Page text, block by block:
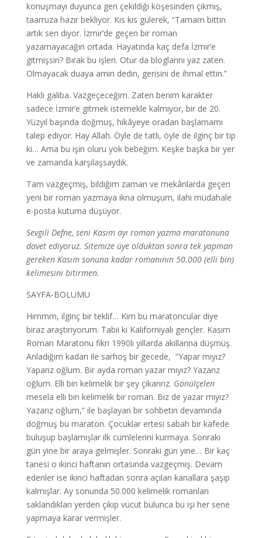
konuşmayı duyunca geri çekildiği köşesinden çıkmış,
taarruza hazır bekliyor. Kıs kıs gülerek, “Tamam bittin
artık sen diyor. İzmir’de geçen bir roman
yazamayacağın ortada. Hayatında kaç defa İzmir’e
gitmişsin? Bırak bu işleri. Otur da bloglarını yaz zaten.
Olmayacak duaya amin dedin, gerisini de ihmal ettin.”
Haklı galiba. Vazgeçeceğim. Zaten benim karakter
sadece İzmir’e gitmek istemekle kalmıyor, bir de 20.
Yüzyıl başında doğmuş, hikâyeye oradan başlamamı
talep ediyor. Hay Allah. Öyle de tatlı, öyle de ilginç bir tip
ki… Ama bu işin oluru yok bebeğim. Keşke başka bir yer
ve zamanda karşılaşsaydık.
Tam vazgeçmiş, bildiğim zaman ve mekânlarda geçen
yeni bir roman yazmaya ikna olmuşum, ilahi müdahale
e-posta kutuma düşüyor.
Sevgili Defne, seni Kasım ayı roman yazma maratonuna
davet ediyoruz. Sitemize üye olduktan sonra tek yapman
gereken Kasım sonuna kadar romanının 50.000 (elli bin)
kelimesini bitirmen.
SAYFA-BOLUMU
Hımmm, ilginç bir teklif… Kim bu maratoncular diye
biraz araştırıyorum. Tabii ki Kaliforniyalı gençler. Kasım
Roman Maratonu fikri 1990lı yıllarda akıllarına düşmüş.
Anladığım kadarı ile sarhoş bir gecede, “Yapar mıyız?
Yaparız oğlum. Bir ayda roman yazar mıyız? Yazarız
oğlum. Elli bin kelimelik bir şey çıkarırız. Gönülçelen
mesela elli bin kelimelik bir roman. Biz de yazar mıyız?
Yazarız oğlum,” ile başlayan bir sohbetin devamında
doğmuş bu maraton. Çocuklar ertesi sabah bir kafede
buluşup başlamışlar ilk cümlelerini kurmaya. Sonraki
gün yine bir araya gelmişler. Sonraki gün yine… Bir kaç
tanesi o ikinci haftanın ortasında vazgeçmiş. Devam
edenler ise ikinci haftadan sonra açılan kanallara şaşıp
kalmışlar. Ay sonunda 50.000 kelimelik romanları
saklandıkları yerden çıkıp vücut bulunca bu işi her sene
yapmaya karar vermişler.